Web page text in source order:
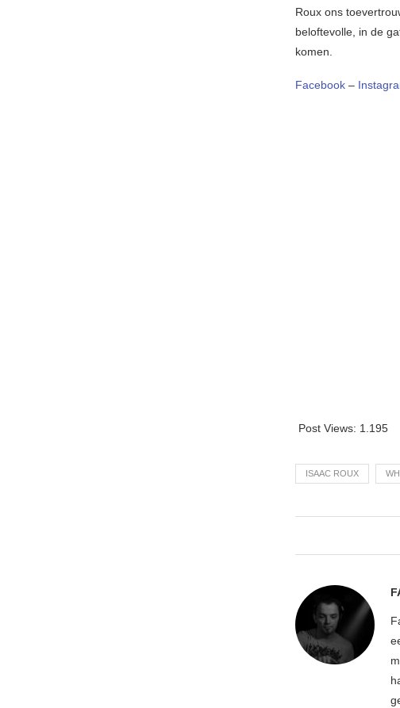
Roux ons
beloftevolle, in de
komen.
Facebook –
Post Views: 1.195
ISAAC ROUX